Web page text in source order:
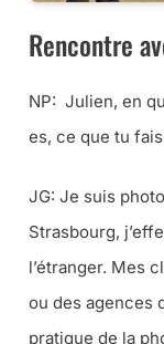
Rencontre
NP: Julien, en
es, ce que tu
JG: Je suis
Strasbourg,
l’étranger. Mes
ou des agences
pratique de la